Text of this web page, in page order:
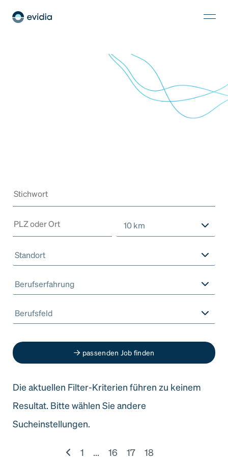
10 km
Standort
Berufserfahrung
Berufsfeld
passenden Job finden
Die aktuellen Filter-Kriterien führen zu keinem
Resultat. Bitte wählen Sie andere
Sucheinstellungen.
1 ... 16 17 18